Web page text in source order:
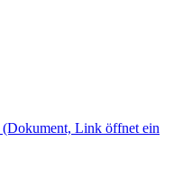
(Dokument, Link öffnet ein